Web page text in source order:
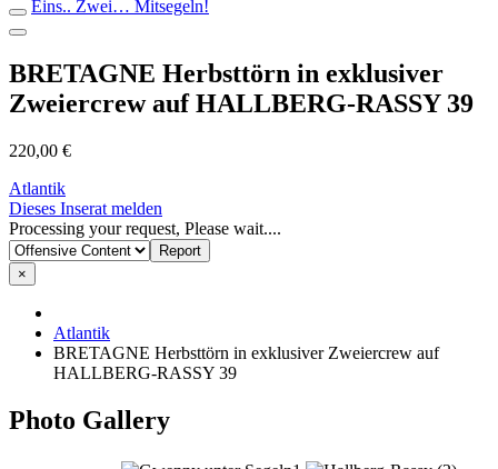
Eins.. Zwei… Mitsegeln!
BRETAGNE Herbsttörn in exklusiver
Zweiercrew auf HALLBERG-RASSY 39
220,00 €
Atlantik
Dieses Inserat melden
Processing your request, Please wait....
×
Atlantik
BRETAGNE Herbsttörn in exklusiver Zweiercrew auf
HALLBERG-RASSY 39
Photo Gallery